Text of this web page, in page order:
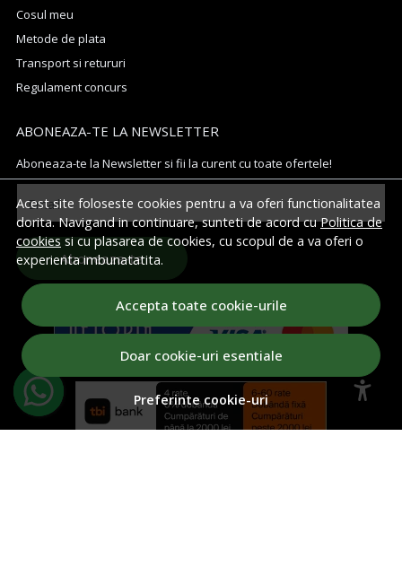
Acest site foloseste cookies pentru a va oferi functionalitatea
dorita. Navigand in continuare, sunteti de acord cuPolitica de
cookiessi cu plasarea de cookies, cu scopul de a va oferi o
experienta imbunatatita.
Accepta toate cookie-urile
Doar cookie-uri esentiale
Preferinte cookie-uri
Cosul meu
Metode de plata
Transport si retururi
Regulament concurs
ABONEAZA-TE LA NEWSLETTER
Aboneaza-te la Newsletter si fii la curent cu toate ofertele!
Email
Aboneaza-te